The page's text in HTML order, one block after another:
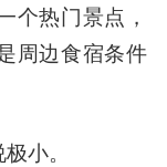
个热门景点，
周边食宿条件
小。